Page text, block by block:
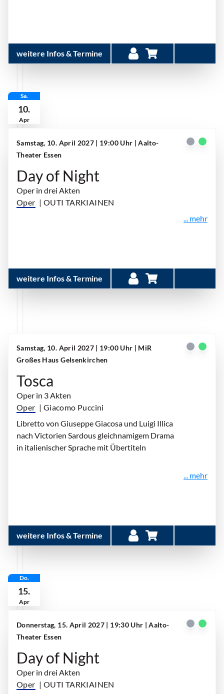
weitere Infos & Termine
Sa.
10.
Apr
Samstag, 10. April 2027 | 19:00 Uhr | Aalto-
Theater Essen
Day of Night
Oper in drei Akten
Oper | OUTI TARKIAINEN
... mehr
weitere Infos & Termine
Samstag, 10. April 2027 | 19:00 Uhr | MiR
Großes Haus Gelsenkirchen
Tosca
Oper in 3 Akten
Oper | Giacomo Puccini
Libretto von Giuseppe Giacosa und Luigi Illica
nach Victorien Sardous gleichnamigem Drama
in italienischer Sprache mit Übertiteln
... mehr
weitere Infos & Termine
Do.
15.
Apr
Donnerstag, 15. April 2027 | 19:30 Uhr | Aalto-
Theater Essen
Day of Night
Oper in drei Akten
Oper | OUTI TARKIAINEN